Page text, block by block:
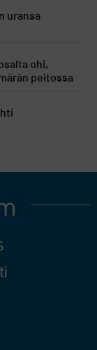
uransa
ohi,
peitossa